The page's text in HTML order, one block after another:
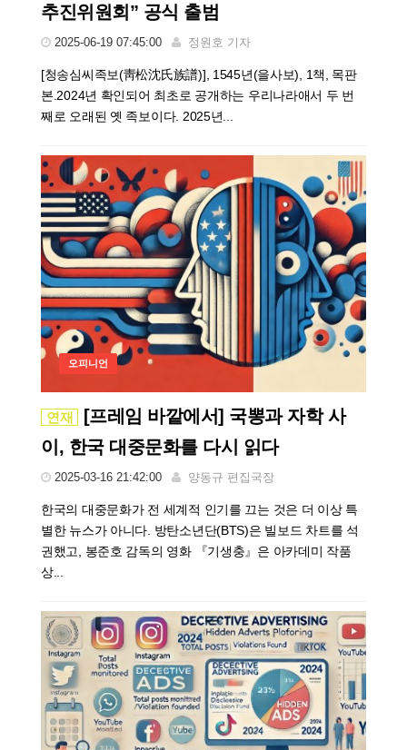
추진위원회” 공식 출범
2025-06-19 07:45:00 정원호 기자
[청송심씨족보(靑松沈氏族譜)], 1545년(을사보), 1책, 목판
본.2024년 확인되어 최초로 공개하는 우리나라애서 두 번
째로 오래된 옛 족보이다. 2025년...
오피니언
연재
[프레임 바깥에서] 국뽕과 자학 사
이, 한국 대중문화를 다시 읽다
2025-03-16 21:42:00 양동규 편집국장
한국의 대중문화가 전 세계적 인기를 끄는 것은 더 이상 특
별한 뉴스가 아니다. 방탄소년단(BTS)은 빌보드 차트를 석
권했고, 봉준호 감독의 영화 『기생충』은 아카데미 작품
상...